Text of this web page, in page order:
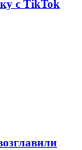
с TikTok